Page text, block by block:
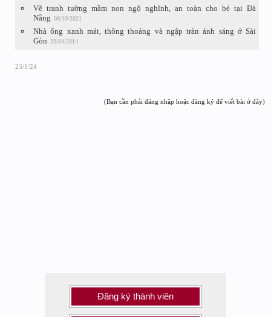
Vẽ tranh tường mầm non ngộ nghĩnh, an toàn cho bé tại Đà
Nẵng 06/10/2021
Nhà ống xanh mát, thông thoáng và ngập tràn ánh sáng ở Sài
Gòn 23/04/2014
23/1/24
(Bạn cần phải đăng nhập hoặc đăng ký để viết bài ở đây)
Đăng ký thành viên